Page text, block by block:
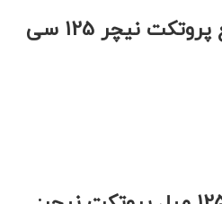
هورمون ریشه زا مایع پروتکت نیچر 125 سی